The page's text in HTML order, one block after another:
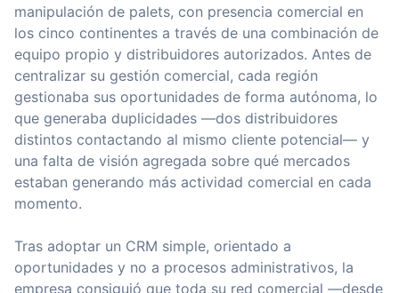
manipulación de palets, con presencia comercial en
los cinco continentes a través de una combinación de
equipo propio y distribuidores autorizados. Antes de
centralizar su gestión comercial, cada región
gestionaba sus oportunidades de forma autónoma, lo
que generaba duplicidades —dos distribuidores
distintos contactando al mismo cliente potencial— y
una falta de visión agregada sobre qué mercados
estaban generando más actividad comercial en cada
momento.
Tras adoptar un CRM simple, orientado a
oportunidades y no a procesos administrativos, la
empresa consiguió que toda su red comercial —desde